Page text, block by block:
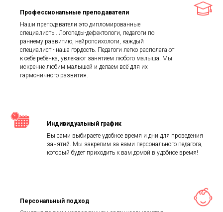
Профессиональные преподаватели
Наши преподаватели это дипломированные
специалисты. Логопеды-дефектологи, педагоги по
раннему развитию, нейропсихологи, каждый
специалист - наша гордость. Педагоги легко располагают
к себе ребёнка, увлекают занятием любого малыша. Мы
искренне любим малышей и делаем всё для их
гармоничного развития.
Индивидуальный график
Вы сами выбираете удобное время и дни для проведения
занятий. Мы закрепим за вами персонального педагога,
который будет приходить к вам домой в удобное время!
Персональный подход